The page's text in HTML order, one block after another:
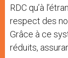
RDC qu’à
respect des
Grâce à ce
réduits,